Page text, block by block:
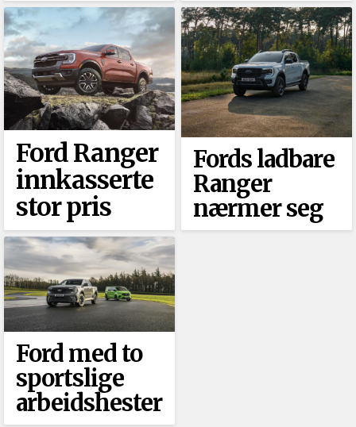
Ford Ranger
innkasserte
stor pris
Fords ladbare
Ranger
nærmer seg
Ford med to
sportslige
arbeidshester